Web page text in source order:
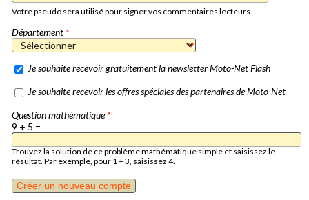
Votre pseudo sera utilisé pour signer vos commentaires lecteurs
Département *
Je souhaite recevoir gratuitement la newsletter Moto-Net Flash
Je souhaite recevoir les offres spéciales des partenaires de Moto-Net
Question mathématique*
9 + 5 =
Trouvez la solution de ce problème mathématique simple et saisissez le
résultat. Par exemple, pour 1 + 3, saisissez 4.